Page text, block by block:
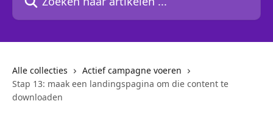
Alle collecties
Actief campagne voeren
Stap 13: maak een landingspagina om die content te
downloaden